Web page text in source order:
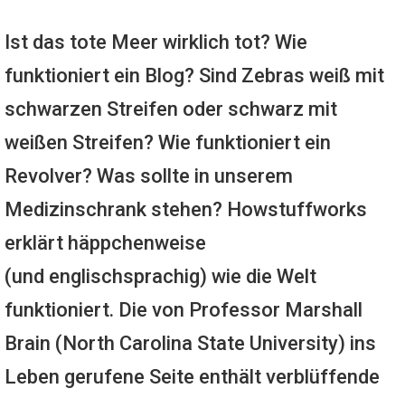
Ist das tote Meer wirklich tot? Wie
funktioniert ein Blog? Sind Zebras weiß mit
schwarzen Streifen oder schwarz mit
weißen Streifen? Wie funktioniert ein
Revolver? Was sollte in unserem
Medizinschrank stehen? Howstuffworks
erklärt häppchenweise
(und englischsprachig) wie die Welt
funktioniert. Die von Professor Marshall
Brain (North Carolina State University) ins
Leben gerufene Seite enthält verblüffende